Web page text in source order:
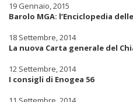
19 Gennaio, 2015
Barolo MGA: l’Enciclopedia
18 Settembre, 2014
La nuova Carta generale del
12 Settembre, 2014
I consigli di Enogea 56